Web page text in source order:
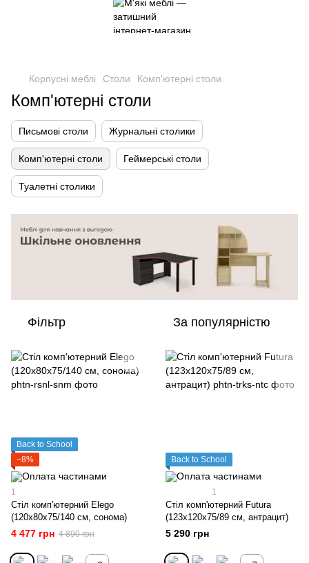
Корпусні меблі Столи Комп'ютерні столи
Комп'ютерні столи
Письмові столи Журнальні столики
Комп'ютерні столи Геймерські столи
Туалетні столики
Фільтр За популярністю
Back to School
−8%
1
Стіл комп'ютерний Elego
(120х80х75/140 см, сонома)
4 477 грн 4 890 грн
Back to School
1
Стіл комп'ютерний Futura
(123х120х75/89 см, антрацит)
5 290 грн